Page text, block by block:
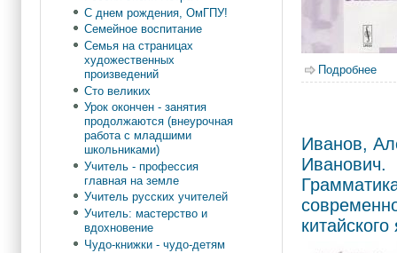
Подробнее
Иванов,
Иванович.
китайского
С днем рождения, ОмГПУ!
Семейное воспитание
Семья на страницах
художественных
произведений
Сто великих
Урок окончен - занятия
продолжаются (внеурочная
работа с младшими
школьниками)
Учитель - профессия
главная на земле
Учитель русских учителей
Учитель: мастерство и
вдохновение
Чудо-книжки - чудо-детям